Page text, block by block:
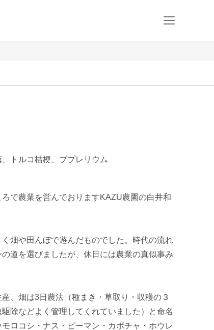
トルコ桔梗、ブプレリウム
で農業を営んでおりますKAZU農園の白井和
畑や田んぼで遊んだものでした。時代の流れ
道を選びましたが、休日には農業の真似事み
、畑は3日農法（種まき・草取り・収穫の３
除などよく管理してくれていました）と命名
ロコシ・ナス・ピーマン・カボチャ・ホウレ